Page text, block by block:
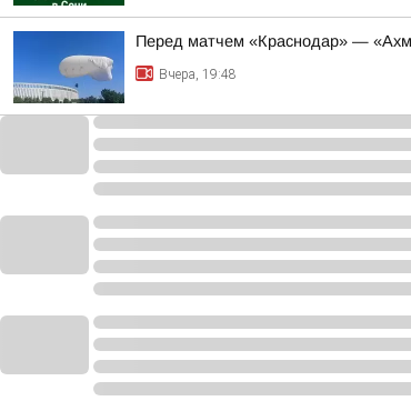
Перед матчем «Краснодар» —
Вчера, 19:48